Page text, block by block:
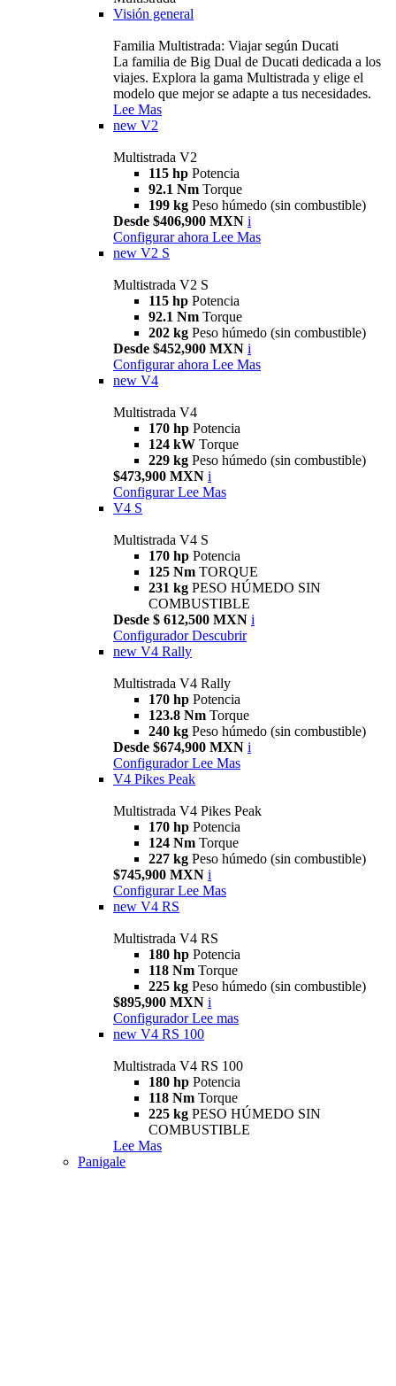
Visión general
Familia Multistrada: Viajar según Ducati
La familia de Big Dual de Ducati dedicada a los
viajes. Explora la gama Multistrada y elige el
modelo que mejor se adapte a tus necesidades.
Lee Mas
new V2
Multistrada V2
115 hp Potencia
92.1 Nm Torque
199 kg Peso húmedo (sin combustible)
Desde $406,900 MXN i
Configurar ahora Lee Mas
new V2 S
Multistrada V2 S
115 hp Potencia
92.1 Nm Torque
202 kg Peso húmedo (sin combustible)
Desde $452,900 MXN i
Configurar ahora Lee Mas
new V4
Multistrada V4
170 hp Potencia
124 kW Torque
229 kg Peso húmedo (sin combustible)
$473,900 MXN i
Configurar Lee Mas
V4 S
Multistrada V4 S
170 hp Potencia
125 Nm TORQUE
231 kg PESO HÚMEDO SIN
COMBUSTIBLE
Desde $ 612,500 MXN i
Configurador Descubrir
new V4 Rally
Multistrada V4 Rally
170 hp Potencia
123.8 Nm Torque
240 kg Peso húmedo (sin combustible)
Desde $674,900 MXN i
Configurador Lee Mas
V4 Pikes Peak
Multistrada V4 Pikes Peak
170 hp Potencia
124 Nm Torque
227 kg Peso húmedo (sin combustible)
$745,900 MXN i
Configurar Lee Mas
new V4 RS
Multistrada V4 RS
180 hp Potencia
118 Nm Torque
225 kg Peso húmedo (sin combustible)
$895,900 MXN i
Configurador Lee mas
new V4 RS 100
Multistrada V4 RS 100
180 hp Potencia
118 Nm Torque
225 kg PESO HÚMEDO SIN
COMBUSTIBLE
Lee Mas
Panigale